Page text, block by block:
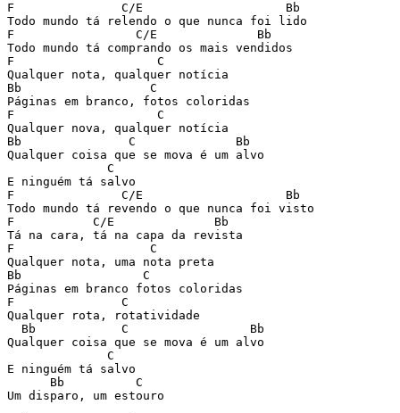
F               C/E                    Bb
Todo mundo tá relendo o que nunca foi lido
F                 C/E              Bb
Todo mundo tá comprando os mais vendidos
F                    C
Qualquer nota, qualquer notícia
Bb                  C
Páginas em branco, fotos coloridas
F                    C
Qualquer nova, qualquer notícia
Bb               C              Bb
Qualquer coisa que se mova é um alvo
              C
E ninguém tá salvo
F               C/E                    Bb
Todo mundo tá revendo o que nunca foi visto
F           C/E              Bb
Tá na cara, tá na capa da revista
F                   C
Qualquer nota, uma nota preta
Bb                 C
Páginas em branco fotos coloridas
F               C
Qualquer rota, rotatividade
  Bb            C                 Bb
Qualquer coisa que se mova é um alvo
              C
E ninguém tá salvo
      Bb          C